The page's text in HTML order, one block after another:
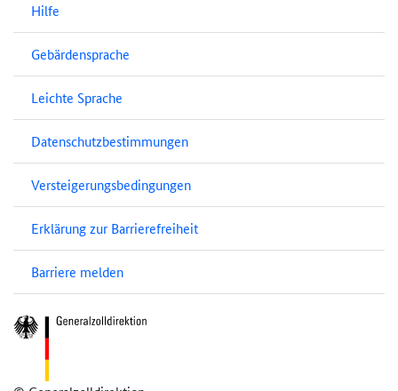
Hilfe
Gebärdensprache
Leichte Sprache
Datenschutzbestimmungen
Versteigerungsbedingungen
Erklärung zur Barrierefreiheit
Barriere melden